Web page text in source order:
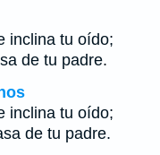
inclina tu oído;
de tu padre.
inclina tu oído;
de tu padre.